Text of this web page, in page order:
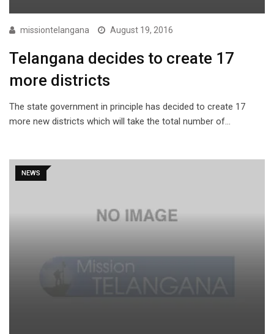
missiontelangana August 19, 2016
Telangana decides to create 17
more districts
The state government in principle has decided to create 17
more new districts which will take the total number of…
NEWS